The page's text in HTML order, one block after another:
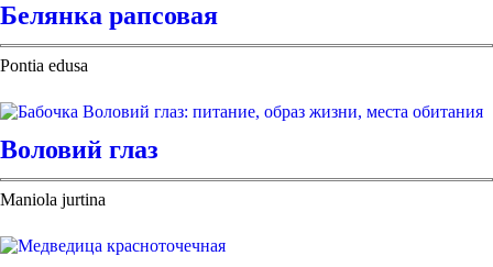
Белянка рапсовая
Pontia edusa
Воловий глаз
Maniola jurtina